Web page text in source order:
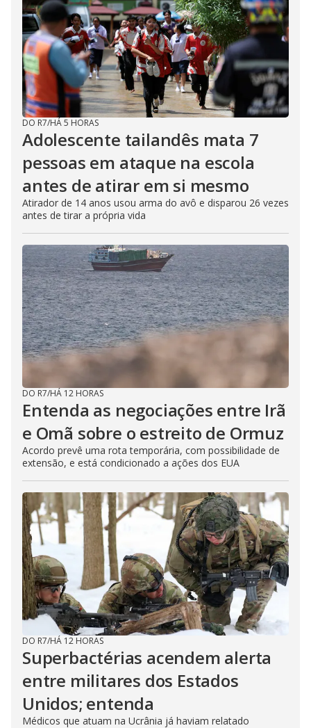
DO R7/HÁ 5 HORAS
Adolescente tailandês mata 7
pessoas em ataque na escola
antes de atirar em si mesmo
Atirador de 14 anos usou arma do avô e disparou 26 vezes
antes de tirar a própria vida
DO R7/HÁ 12 HORAS
Entenda as negociações entre Irã
e Omã sobre o estreito de Ormuz
Acordo prevê uma rota temporária, com possibilidade de
extensão, e está condicionado a ações dos EUA
DO R7/HÁ 12 HORAS
Superbactérias acendem alerta
entre militares dos Estados
Unidos; entenda
Médicos que atuam na Ucrânia já haviam relatado